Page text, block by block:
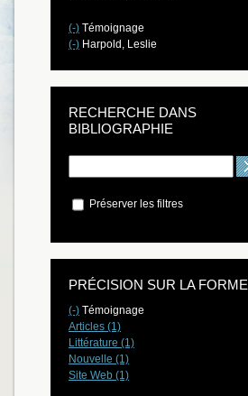
(-) Témoignage
(-) Harpold, Leslie
RECHERCHE DANS
BIBLIOGRAPHIE
Préserver les filtres
PRÉCISION SUR LA FORME
(-) Témoignage
Articles (1)
Littérature (1)
Nouvelle (1)
Site Web (1)